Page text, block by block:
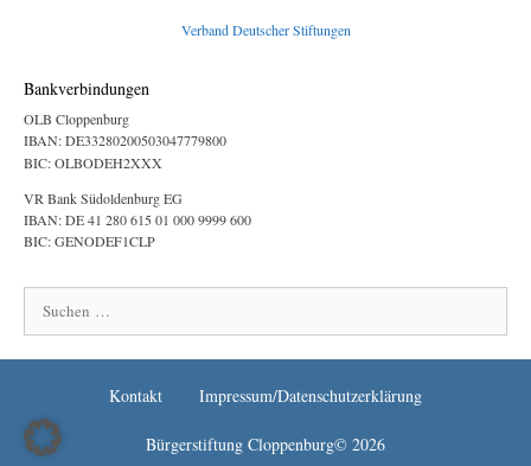
Verband Deutscher Stiftungen
Bankverbindungen
OLB Cloppenburg
IBAN: DE33280200503047779800
BIC: OLBODEH2XXX
VR Bank Südoldenburg EG
IBAN: DE 41 280 615 01 000 9999 600
BIC: GENODEF1CLP
nach:
Kontakt Impressum/Datenschutzerklärung
Bürgerstiftung Cloppenburg© 2026